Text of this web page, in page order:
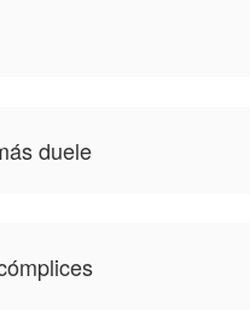
duele